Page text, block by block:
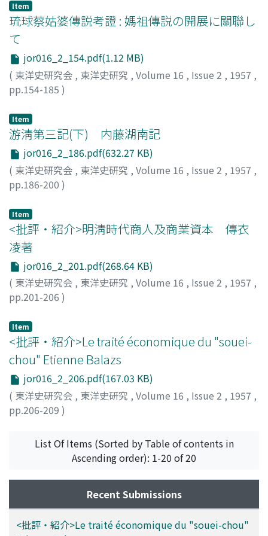
Item
琉球蔡姑婆傳説考證 : 媽祖傳説の開展に關聯し
て
jor016_2_154.pdf(1.12 MB)
( 東洋史研究会 , 東洋史研究 , Volume 16 , Issue 2 , 1957 ,
pp.154-185 )
Item
游淸第三記(下) 内藤湖南記
jor016_2_186.pdf(632.27 KB)
( 東洋史研究会 , 東洋史研究 , Volume 16 , Issue 2 , 1957 ,
pp.186-200 )
Item
<批評・紹介>明淸時代商人及商業資本 傳衣
凌著
jor016_2_201.pdf(268.64 KB)
( 東洋史研究会 , 東洋史研究 , Volume 16 , Issue 2 , 1957 ,
pp.201-206 )
Item
<批評・紹介>Le traité économique du "souei-
chou" Etienne Balazs
jor016_2_206.pdf(167.03 KB)
( 東洋史研究会 , 東洋史研究 , Volume 16 , Issue 2 , 1957 ,
pp.206-209 )
List Of Items (Sorted by Table of contents in
Ascending order): 1-20 of 20
Recent Submissions
<批評・紹介>Le traité économique du "souei-chou"